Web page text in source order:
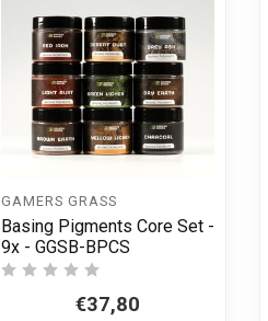
GAMERS GRASS
Basing Pigments Core Set -
9x - GGSB-BPCS
€37,80